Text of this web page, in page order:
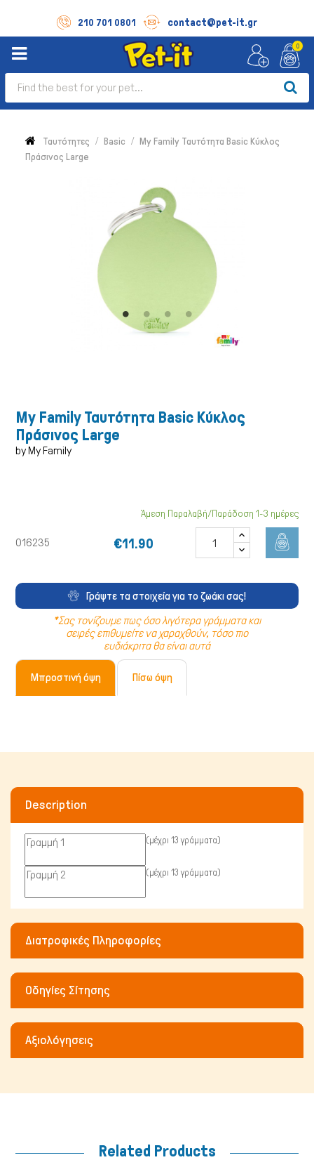
210 701 0801 contact@pet-it.gr
Γάτα
Πτηνά
0
Ταυτότητες Basic
My Family Ταυτότητα Basic Κύκλος
Πράσινος Large
My Family Ταυτότητα Basic Κύκλος
Πράσινος Large
by My Family
016235
Άμεση Παραλαβή/Παράδοση 1-3 ημέρες
€11.90
Γράψτε τα στοιχεία για το ζωάκι σας!
*Σας τονίζουμε πως όσο λιγότερα γράμματα και
σειρές επιθυμείτε να χαραχθούν, τόσο πιο
ευδιάκριτα θα είναι αυτά
Μπροστινή όψη Πίσω όψη
Description
(μέχρι 13 γράμματα)
(μέχρι 13 γράμματα)
Διατροφικές Πληροφορίες
Οδηγίες Σίτησης
Αξιολόγησεις
Related Products